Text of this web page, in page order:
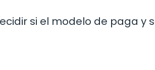
si el modelo de paga y